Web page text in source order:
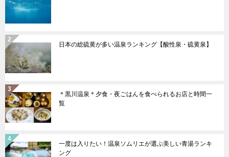
日本の総硫黄が多い温泉ランキング【酸性泉・硫黄泉】
＊黒川温泉＊夕食・夜ごはんを食べられるお店と時間一
覧
一度は入りたい！温泉ソムリエが選ぶ美しい青湯ランキ
ング